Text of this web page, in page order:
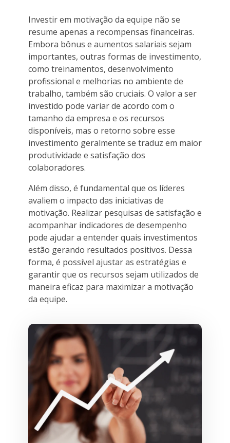
Investir em motivação da equipe não se
resume apenas a recompensas financeiras.
Embora bônus e aumentos salariais sejam
importantes, outras formas de investimento,
como treinamentos, desenvolvimento
profissional e melhorias no ambiente de
trabalho, também são cruciais. O valor a ser
investido pode variar de acordo com o
tamanho da empresa e os recursos
disponíveis, mas o retorno sobre esse
investimento geralmente se traduz em maior
produtividade e satisfação dos
colaboradores.
Além disso, é fundamental que os líderes
avaliem o impacto das iniciativas de
motivação. Realizar pesquisas de satisfação e
acompanhar indicadores de desempenho
pode ajudar a entender quais investimentos
estão gerando resultados positivos. Dessa
forma, é possível ajustar as estratégias e
garantir que os recursos sejam utilizados de
maneira eficaz para maximizar a motivação
da equipe.